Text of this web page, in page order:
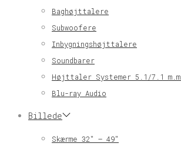
Baghøjttalere
Subwoofere
Inbygningshøjttalere
Soundbarer
Højttaler Systemer 5.1/7.1 m.m.
Blu-ray Audio
Billede
Skærme 32″ – 49″